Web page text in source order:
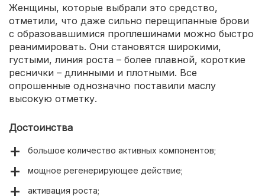
Женщины, которые выбрали это средство,
отметили, что даже сильно перещипанные брови
с образовавшимися проплешинами можно быстро
реанимировать. Они становятся широкими,
густыми, линия роста – более плавной, короткие
реснички – длинными и плотными. Все
опрошенные однозначно поставили маслу
высокую отметку.
Достоинства
большое количество активных компонентов;
мощное регенерирующее действие;
активация роста;